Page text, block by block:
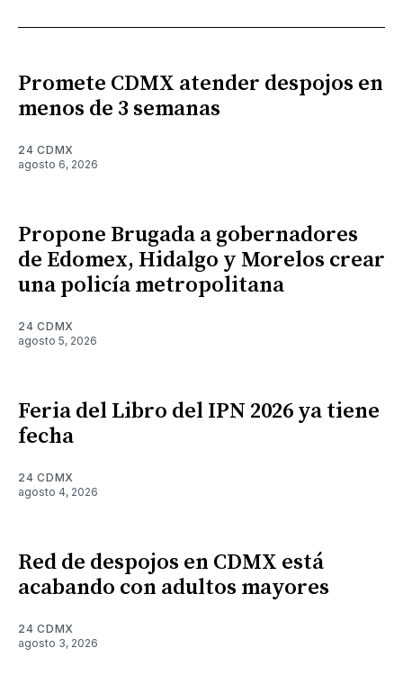
Promete CDMX atender despojos en
menos de 3 semanas
24 CDMX
agosto 6, 2026
Propone Brugada a gobernadores
de Edomex, Hidalgo y Morelos crear
una policía metropolitana
24 CDMX
agosto 5, 2026
Feria del Libro del IPN 2026 ya tiene
fecha
24 CDMX
agosto 4, 2026
Red de despojos en CDMX está
acabando con adultos mayores
24 CDMX
agosto 3, 2026